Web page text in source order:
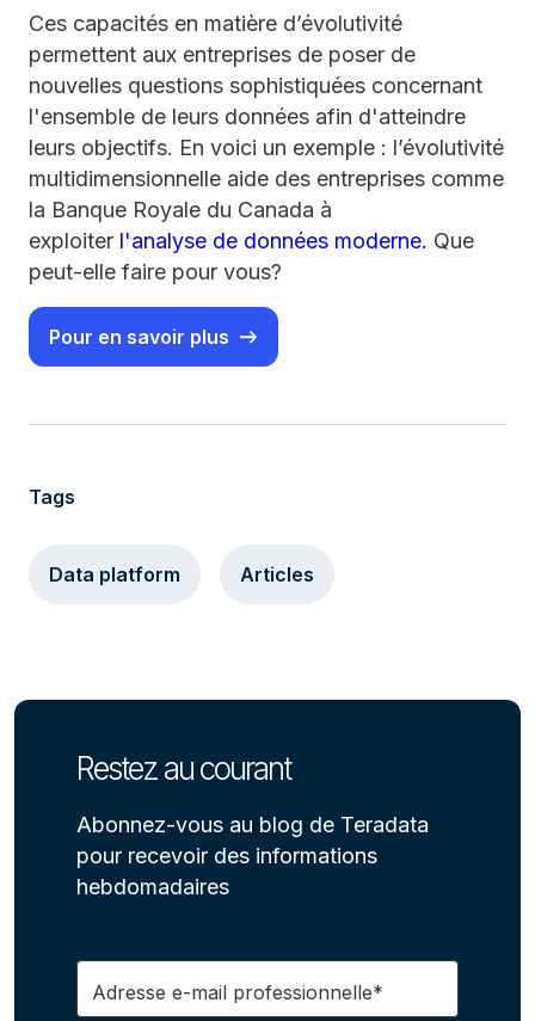
Ces capacités en matière d’évolutivité
permettent aux entreprises de poser de
nouvelles questions sophistiquées concernant
l'ensemble de leurs données afin d'atteindre
leurs objectifs. En voici un exemple : l’évolutivité
multidimensionnelle aide des entreprises comme
la Banque Royale du Canada à
exploiter l'analyse de données moderne. Que
peut-elle faire pour vous?
Pour en savoir plus
Tags
Data platform Articles
Restez au courant
Abonnez-vous au blog de Teradata
pour recevoir des informations
hebdomadaires
Adresse e-mail professionnelle*